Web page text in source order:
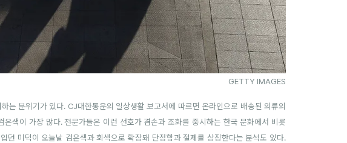
GETTY IMAGES
는 분위기가 있다. CJ대한통운의 일상생활 보고서에 따르면 온라인으로 배송된 의류의
은색이 가장 많다. 전문가들은 이런 선호가 겸손과 조화를 중시하는 한국 문화에서 비롯
던 미덕이 오늘날 검은색과 회색으로 확장돼 단정함과 절제를 상징한다는 분석도 있다.